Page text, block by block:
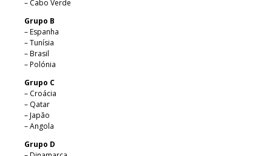
– Cabo Verde
Grupo B
– Espanha
– Tunísia
– Brasil
– Polónia
Grupo C
– Croácia
– Qatar
– Japão
– Angola
Grupo D